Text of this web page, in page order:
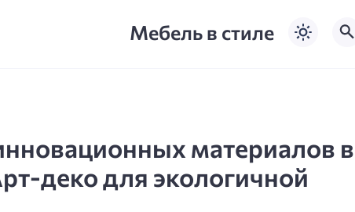
Мебель в стиле
материалов в
деко для экологичной